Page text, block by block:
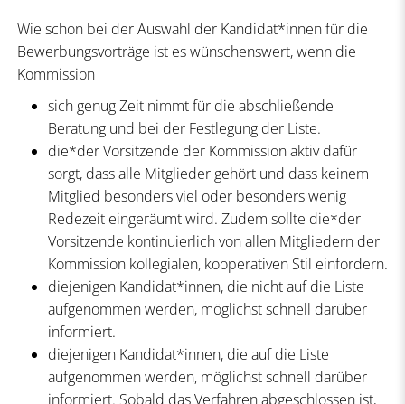
Wie schon bei der Auswahl der Kandidat*innen für die
Bewerbungsvorträge ist es wünschenswert, wenn die
Kommission
sich genug Zeit nimmt für die abschließende
Beratung und bei der Festlegung der Liste.
die*der Vorsitzende der Kommission aktiv dafür
sorgt, dass alle Mitglieder gehört und dass keinem
Mitglied besonders viel oder besonders wenig
Redezeit eingeräumt wird. Zudem sollte die*der
Vorsitzende kontinuierlich von allen Mitgliedern der
Kommission kollegialen, kooperativen Stil einfordern.
diejenigen Kandidat*innen, die nicht auf die Liste
aufgenommen werden, möglichst schnell darüber
informiert.
diejenigen Kandidat*innen, die auf die Liste
aufgenommen werden, möglichst schnell darüber
informiert. Sobald das Verfahren abgeschlossen ist,